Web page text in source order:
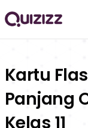
Kartu
Panjang
Kelas 11